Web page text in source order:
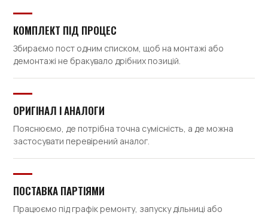
КОМПЛЕКТ ПІД ПРОЦЕС
Збираємо пост одним списком, щоб на монтажі або
демонтажі не бракувало дрібних позицій.
ОРИГІНАЛ І АНАЛОГИ
Пояснюємо, де потрібна точна сумісність, а де можна
застосувати перевірений аналог.
ПОСТАВКА ПАРТІЯМИ
Працюємо під графік ремонту, запуску дільниці або